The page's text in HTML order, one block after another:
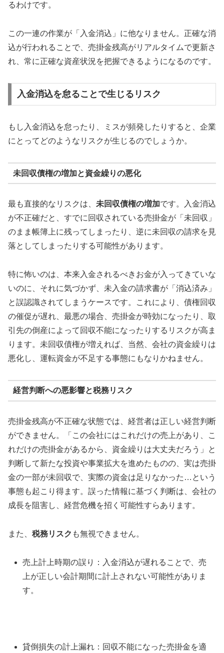
るわけです。
この一連の作業が「入金消込」に他なりません。正確な消
込が行われることで、売掛金残高がリアルタイムで更新さ
れ、常に正確な資産状況を把握できるようになるのです。
入金消込を怠ることで生じるリスク
もし入金消込を怠ったり、ミスが頻発したりすると、企業
にとってどのようなリスクが生じるのでしょうか。
未回収債権の増加と資金繰りの悪化
最も直接的なリスクは、 未回収債権の増加です。入金消込
が不正確だと、すでに回収されている売掛金が「未回収」
のまま帳簿上に残ってしまったり、逆に未回収の請求を見
落としてしまったりする可能性があります。
特に怖いのは、本来入金されるべきお金が入ってきていな
いのに、それに気づかず、未入金の請求書が「消込済み」
と誤認識されてしまうケースです。これにより、債権回収
の催促が遅れ、最悪の場合、売掛金が時効になったり、取
引先の倒産によって回収不能になったりするリスクが高ま
ります。未回収債権が増えれば、当然、会社の資金繰りは
悪化し、運転資金が不足する事態にもなりかねません。
経営判断への悪影響と税務リスク
売掛金残高が不正確な状態では、経営者は正しい経営判断
ができません。「この会社にはこれだけの売上があり、こ
れだけの売掛金があるから、資金繰りは大丈夫だろう」と
判断して新たな投資や事業拡大を進めたものの、実は売掛
金の一部が未回収で、実際の資金は足りなかった…という
事態も起こり得ます。誤った情報に基づく判断は、会社の
成長を阻害し、経営危機を招く可能性すらあります。
また、 税務リスク も無視できません。
売上計上時期の誤り：入金消込が遅れることで、売
上が正しい会計期間に計上されない可能性がありま
す。
貸倒損失の計上漏れ：回収不能になった売掛金を適